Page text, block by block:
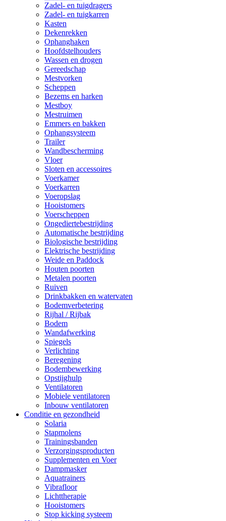
Zadel- en tuigdragers
Zadel- en tuigkarren
Kasten
Dekenrekken
Ophanghaken
Hoofdstelhouders
Wassen en drogen
Gereedschap
Mestvorken
Scheppen
Bezems en harken
Mestboy
Mestruimen
Emmers en bakken
Ophangsysteem
Trailer
Wandbescherming
Vloer
Sloten en accessoires
Voerkamer
Voerkarren
Voeropslag
Hooistomers
Voerscheppen
Ongediertebestrijding
Automatische bestrijding
Biologische bestrijding
Elektrische bestrijding
Weide en Paddock
Houten poorten
Metalen poorten
Ruiven
Drinkbakken en watervaten
Bodemverbetering
Rijhal / Rijbak
Bodem
Wandafwerking
Spiegels
Verlichting
Beregening
Bodembewerking
Opstijghulp
Ventilatoren
Mobiele ventilatoren
Inbouw ventilatoren
Conditie en gezondheid
Solaria
Stapmolens
Trainingsbanden
Verzorgingsproducten
Supplementen en Voer
Dampmasker
Aquatrainers
Vibrafloor
Lichttherapie
Hooistomers
Stop kicking systeem